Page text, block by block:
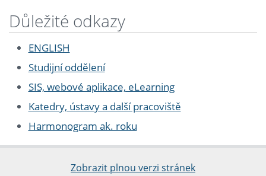
Důležité odkazy
ENGLISH
Studijní oddělení
SIS, webové aplikace, eLearning
Katedry, ústavy a další pracoviště
Harmonogram ak. roku
Zobrazit plnou verzi stránek